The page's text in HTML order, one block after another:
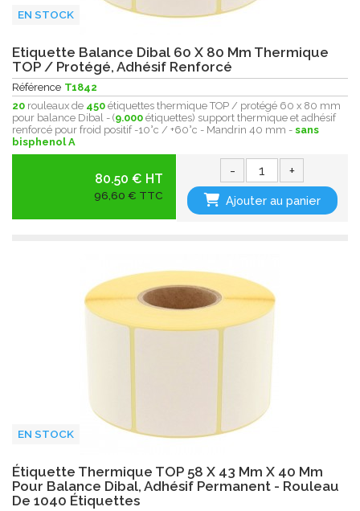
EN STOCK
Etiquette Balance Dibal 60 X 80 Mm Thermique
TOP / Protégé, Adhésif Renforcé
Référence T1842
20 rouleaux de 450 étiquettes thermique TOP / protégé 60 x 80 mm
pour balance Dibal - (9.000 étiquettes) support thermique et adhésif
renforcé pour froid positif -10°c / +60°c - Mandrin 40 mm - sans
bisphenol A
80.50 € HT
96,60 € TTC
- +
Ajouter au panier
EN STOCK
Étiquette Thermique TOP 58 X 43 Mm X 40 Mm
Pour Balance Dibal, Adhésif Permanent - Rouleau
De 1040 Étiquettes